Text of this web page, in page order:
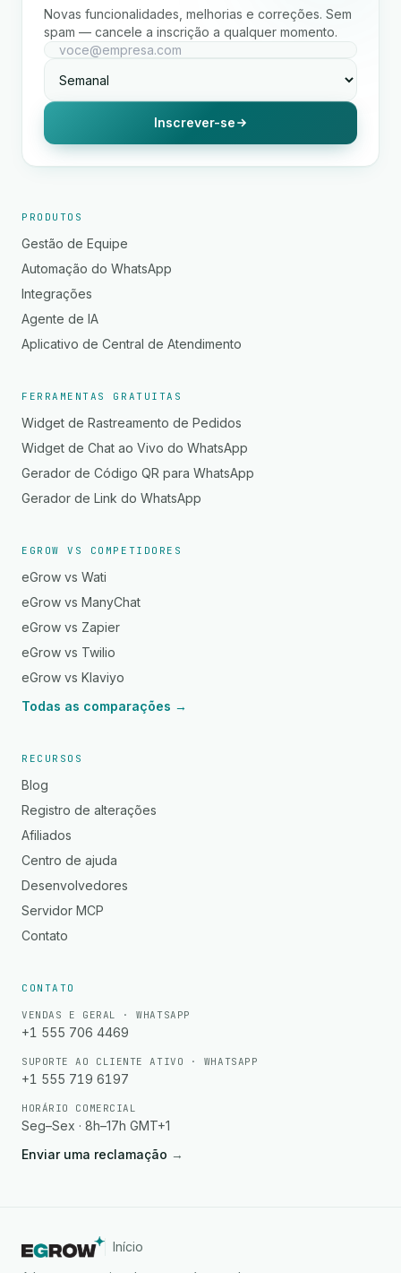
Novas funcionalidades, melhorias e correções. Sem
spam — cancele a inscrição a qualquer momento.
Inscrever-se
PRODUTOS
Gestão de Equipe
Automação do WhatsApp
Integrações
Agente de IA
Aplicativo de Central de Atendimento
FERRAMENTAS GRATUITAS
Widget de Rastreamento de Pedidos
Widget de Chat ao Vivo do WhatsApp
Gerador de Código QR para WhatsApp
Gerador de Link do WhatsApp
EGROW VS COMPETIDORES
eGrow vs Wati
eGrow vs ManyChat
eGrow vs Zapier
eGrow vs Twilio
eGrow vs Klaviyo
Todas as comparações →
RECURSOS
Blog
Registro de alterações
Afiliados
Centro de ajuda
Desenvolvedores
Servidor MCP
Contato
CONTATO
VENDAS E GERAL · WHATSAPP
+1 555 706 4469
SUPORTE AO CLIENTE ATIVO · WHATSAPP
+1 555 719 6197
HORÁRIO COMERCIAL
Seg–Sex · 8h–17h GMT+1
Enviar uma reclamação →
Início